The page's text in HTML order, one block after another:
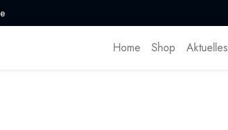
Home Shop Aktuelles